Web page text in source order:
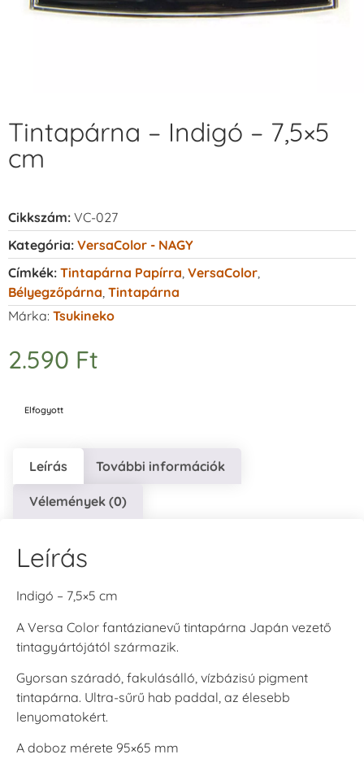
Tintapárna – Indigó – 7,5×5
cm
Cikkszám: VC-027
Kategória: VersaColor - NAGY
Címkék: Tintapárna Papírra VersaColor
Bélyegzőpárna Tintapárna
Márka: Tsukineko
2.590 Ft
Elfogyott
Leírás További információk
Vélemények (0)
Leírás
Indigó – 7,5×5 cm
A Versa Color fantázianevű tintapárna Japán vezető
tintagyártójától származik.
Gyorsan száradó, fakulásálló, vízbázisú pigment
tintapárna. Ultra-sűrű hab paddal, az élesebb
lenyomatokért.
A doboz mérete 95×65 mm